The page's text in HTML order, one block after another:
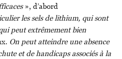
», d’abord
les sels de lithium, qui sont
peut extrêmement bien
On peut atteindre une absence
et de handicaps associés à la